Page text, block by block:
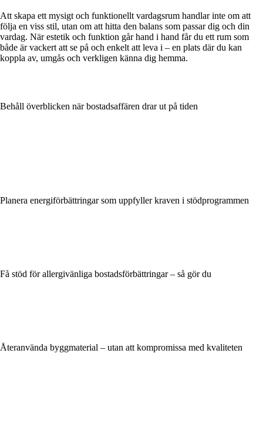
Att skapa ett mysigt och funktionellt vardagsrum handlar inte om att
följa en viss stil, utan om att hitta den balans som passar dig och din
vardag. När estetik och funktion går hand i hand får du ett rum som
både är vackert att se på och enkelt att leva i – en plats där du kan
koppla av, umgås och verkligen känna dig hemma.
Behåll överblicken när bostadsaffären drar ut på tiden
Planera energiförbättringar som uppfyller kraven i stödprogrammen
Få stöd för allergivänliga bostadsförbättringar – så gör du
Återanvända byggmaterial – utan att kompromissa med kvaliteten